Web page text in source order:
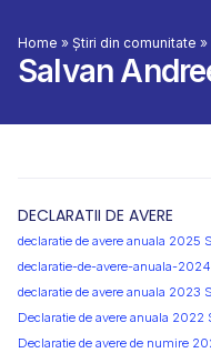
Home » Știri din comunitate »
Salvan
DECLARATII DE AVERE
declaratie de avere anuala 2025
declaratie-de-avere-anuala-
declaratie de avere anuala 2023
Declaratie de avere anuala 2022
Declaratie de avere de numire